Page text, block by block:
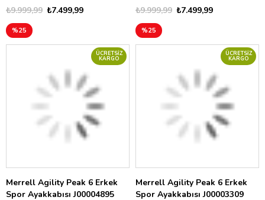
₺7.499,99
₺9.999,99
%25
₺7.499,99
₺9.999,99
%25
Merrell Agility Peak 6 Erkek
Spor Ayakkabısı J00004895
ÜCRETSIZ
KARGO
Merrell Agility Peak 6 Erkek
Spor Ayakkabısı J00003309
ÜCRETSIZ
KARGO